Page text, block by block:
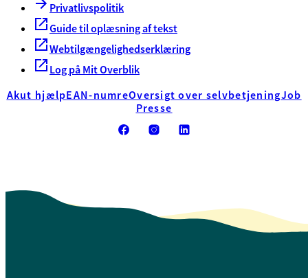
Privatlivspolitik
Guide til oplæsning af tekst
Webtilgængelighedserklæring
Log på Mit Overblik
Akut hjælpEAN-numreOversigt over selvbetjeningJob
Presse